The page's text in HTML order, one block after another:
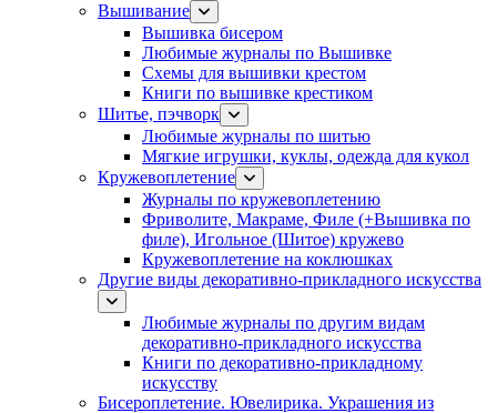
Вышивание
Вышивка бисером
Любимые журналы по Вышивке
Схемы для вышивки крестом
Книги по вышивке крестиком
Шитье, пэчворк
Любимые журналы по шитью
Мягкие игрушки, куклы, одежда для кукол
Кружевоплетение
Журналы по кружевоплетению
Фриволите, Макраме, Филе (+Вышивка по
филе), Игольное (Шитое) кружево
Кружевоплетение на коклюшках
Другие виды декоративно-прикладного искусства
Любимые журналы по другим видам
декоративно-прикладного искусства
Книги по декоративно-прикладному
искусству
Бисероплетение. Ювелирика. Украшения из